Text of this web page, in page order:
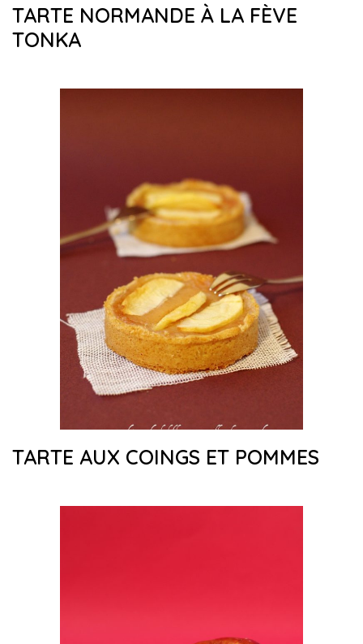
TARTE NORMANDE À LA FÈVE
TONKA
TARTE AUX COINGS ET POMMES